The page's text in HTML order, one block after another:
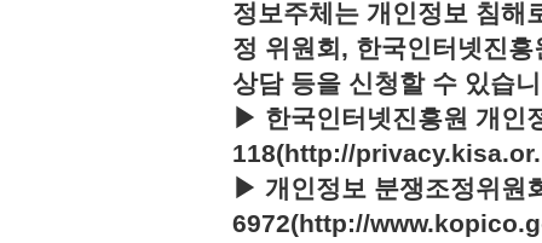
정보주체는 개인정보 침해
정 위원회, 한국인터넷진
상담 등을 신청할 수 있습
▶ 한국인터넷진흥원 개인
118(http://
▶ 개인정보 분쟁조정위원
6972(http://